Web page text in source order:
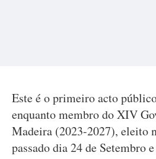
Este é o primeiro acto
enquanto membro do XIV
Madeira (2023-2027), eleito
passado dia 24 de Setembro